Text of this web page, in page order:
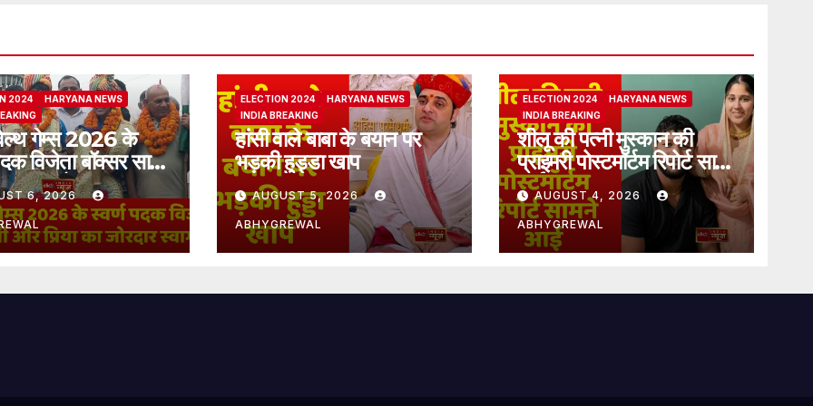
2024
HARYANA NEWS
गेम्स 2026 के
विजेता बॉक्सर साक्षी
का जोरदार स्वागत
6, 2026
ELECTION 2024
HARYANA NEWS
INDIA BREAKING
हांसी वाले बाबा के बयान पर
भड़की हुड्डा खाप
AUGUST 5, 2026
ABHYGREWAL
ELECTION 2024
HARYANA NEWS
INDIA BREAKING
शीलू की पत्नी मुस्कान की
प्राइमरी पोस्टमॉर्टम रिपोर्ट सामने
आईAUGUST 4, 2026
ABHYGREWAL